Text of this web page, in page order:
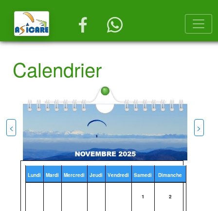
Calendrier
< >
Lundi Mardi Mercredi Jeudi Vendredi Samedi Dimanche
1 2